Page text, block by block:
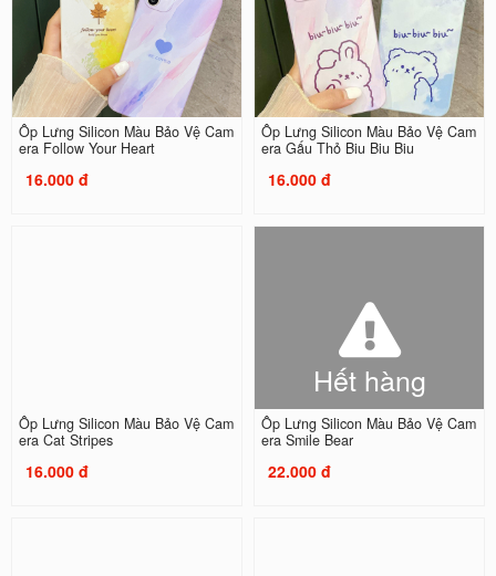
Ốp Lưng Silicon Màu Bảo Vệ Cam
era Follow Your Heart
16.000 đ
Ốp Lưng Silicon Màu Bảo Vệ Cam
era Gấu Thỏ Biu Biu Biu
16.000 đ
Ốp Lưng Silicon Màu Bảo Vệ Cam
era Cat Stripes
16.000 đ
Hết hàng
Ốp Lưng Silicon Màu Bảo Vệ Cam
era Smile Bear
22.000 đ